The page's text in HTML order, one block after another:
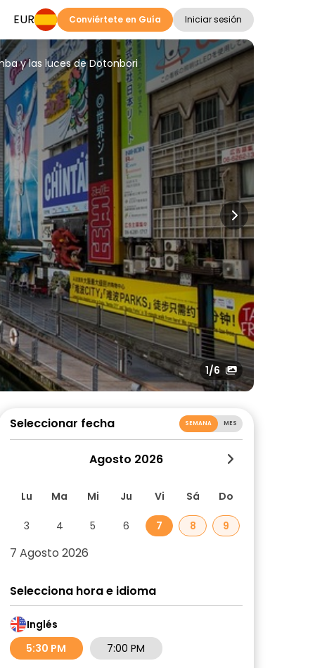
EUR Conviértete en Guía Iniciar sesión
y las luces de Dotonbori
1/6
Seleccionar fecha SEMANA MES
Agosto 2026
Lu Ma Mi Ju Vi Sá Do
3 4 5 6 7 8 9
7 Agosto 2026
Selecciona hora e idioma
Inglés
5:30 PM
7:00 PM